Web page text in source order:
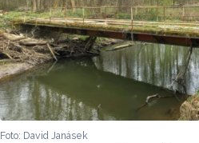
Foto: David Janásek